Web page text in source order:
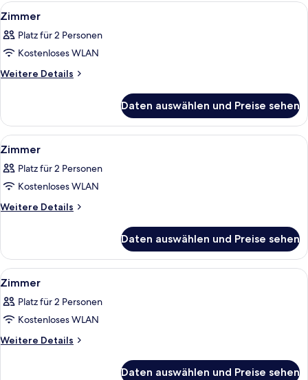
Alle
Fotos
für
Zimmer
anzeigen
Ein Hotelzimmer mit Bett,
1
Zimmer
Platz für 2 Personen
Kostenloses WLAN
Weitere Details
Weitere
Daten auswählen und Preise sehen
Alle
Fotos
für
Zimmer
anzeigen
Ein Hotelzimmer mit Doppelbett,
1
Zimmer
Platz für 2 Personen
Kostenloses WLAN
Weitere Details
Weitere
Daten auswählen und Preise sehen
Alle
Fotos
für
Zimmer
anzeigen
Ein Hotelzimmer mit rotem Sofa,
1
Zimmer
Platz für 2 Personen
Kostenloses WLAN
Weitere Details
Weitere
Daten auswählen und Preise sehen